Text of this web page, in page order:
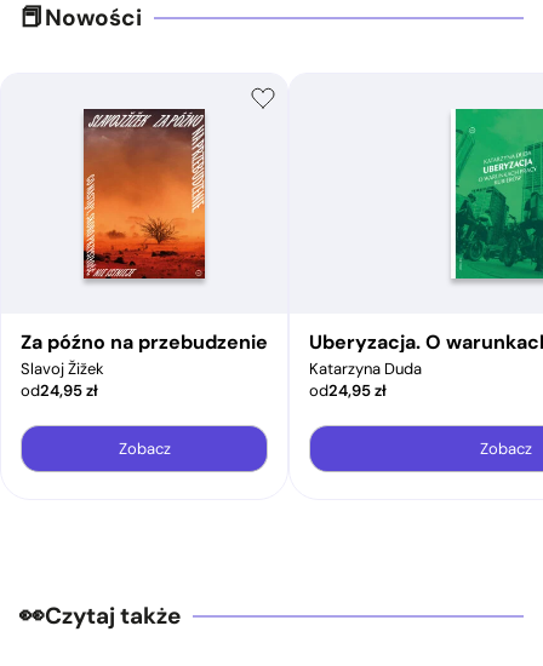
Nowości
Za późno na przebudzenie
Slavoj Žižek
od24,95zł
Zobacz
Uberyzacja. O
Katarzyna Duda
od24,95zł
Zobacz
Czytaj także